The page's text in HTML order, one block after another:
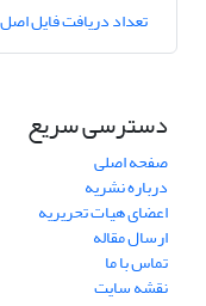
تعداد دریافت فایل اصل
دسترسی سریع
صفحه اصلی
درباره نشریه
اعضای هیات تحریریه
ارسال مقاله
تماس با ما
نقشه سایت